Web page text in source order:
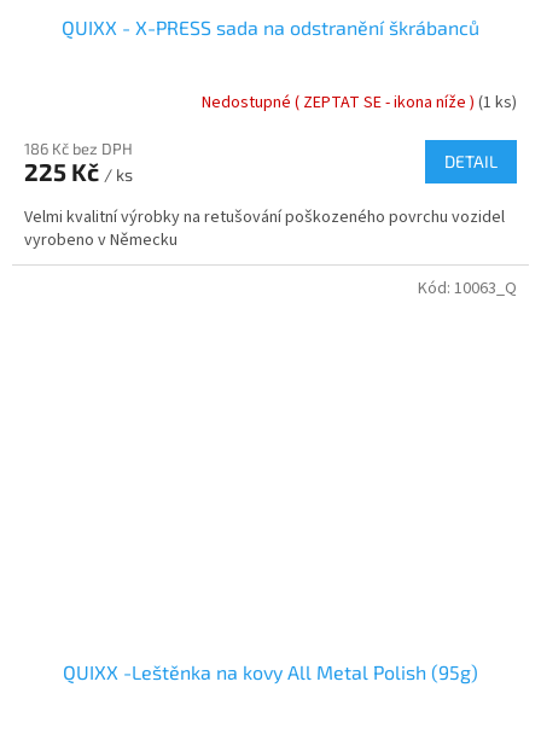
QUIXX - X-PRESS sada na odstranění škrábanců
Nedostupné ( ZEPTAT SE - ikona níže ) (1 ks)
186 Kč bez DPH
225 Kč / ks
DETAIL
Velmi kvalitní výrobky na retušování poškozeného povrchu vozidel
vyrobeno v Německu
QUIXX -Leštěnka na kovy All Metal Polish (95g)
Kód: 10063_Q